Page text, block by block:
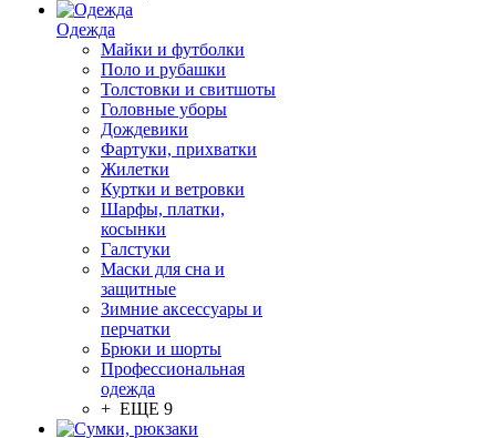
Одежда
Майки и футболки
Поло и рубашки
Толстовки и свитшоты
Головные уборы
Дождевики
Фартуки, прихватки
Жилетки
Куртки и ветровки
Шарфы, платки,
косынки
Галстуки
Маски для сна и
защитные
Зимние аксессуары и
перчатки
Брюки и шорты
Профессиональная
одежда
+ ЕЩЕ 9